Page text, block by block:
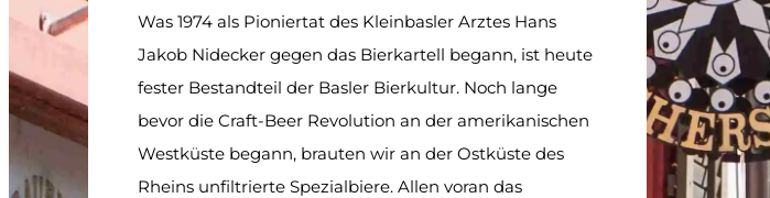
Was 1974 als Pioniertat des Kleinbasler Arztes Hans
Jakob Nidecker gegen das Bierkartell begann, ist heute
fester Bestandteil der Basler Bierkultur. Noch lange
bevor die Craft-Beer Revolution an der amerikanischen
Westküste begann, brauten wir an der Ostküste des
Rheins unfiltrierte Spezialbiere. Allen voran das